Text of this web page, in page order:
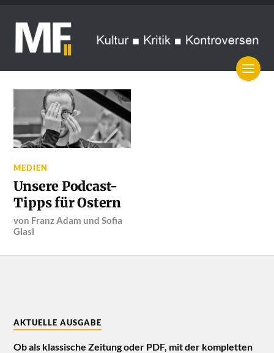
MEDIEN
Unsere Podcast-
Tipps für Ostern
von Franz Adam undSofia
Glasl
AKTUELLE AUSGABE
Ob als klassische Zeitung oder PDF, mit der kompletten